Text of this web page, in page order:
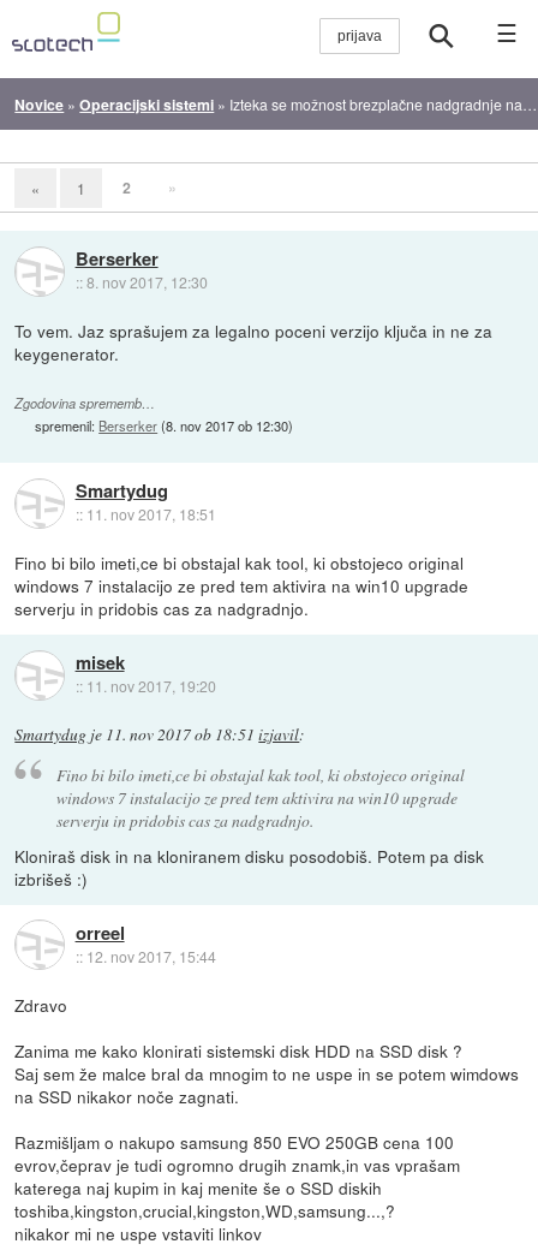
☰
Novice »Operacijski sistemi » Izteka se možnost brezplačne nadgradnje na Windows 10
« 1 2 »
Berserker
::8. nov 2017, 12:30
To vem. Jaz sprašujem za legalno poceni verzijo ključa in ne za
keygenerator.
Zgodovina sprememb…
spremenil: Berserker(8. nov 2017 ob 12:30)
Smartydug
:: 11. nov 2017, 18:51
Fino bi bilo imeti,ce bi obstajal kak tool, ki obstojeco original
windows 7 instalacijo ze pred tem aktivira na win10 upgrade
serverju in pridobis cas za nadgradnjo.
misek
:: 11. nov 2017, 19:20
Smartydug je 11. nov 2017 ob 18:51 izjavil:
Fino bi bilo imeti,ce bi obstajal kak tool, ki obstojeco original
windows 7 instalacijo ze pred tem aktivira na win10 upgrade
serverju in pridobis cas za nadgradnjo.
Kloniraš disk in na kloniranem disku posodobiš. Potem pa disk
izbrišeš :)
orreel
:: 12. nov 2017, 15:44
Zdravo
Zanima me kako klonirati sistemski disk HDD na SSD disk ?
Saj sem že malce bral da mnogim to ne uspe in se potem wimdows
na SSD nikakor noče zagnati.
Razmišljam o nakupo samsung 850 EVO 250GB cena 100
evrov,čeprav je tudi ogromno drugih znamk,in vas vprašam
katerega naj kupim in kaj menite še o SSD diskih
toshiba,kingston,crucial,kingston,WD,samsung...,?
nikakor mi ne uspe vstaviti linkov